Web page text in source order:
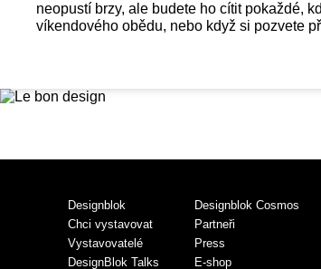
neopustí brzy, ale budete ho cítit pokaždé,
víkendového obědu, nebo když si pozvete
Designblok
Chci vystavovat
Vystavovatelé
DesignBlok Talks
Designblok Cosmos
Partneři
Press
E-shop